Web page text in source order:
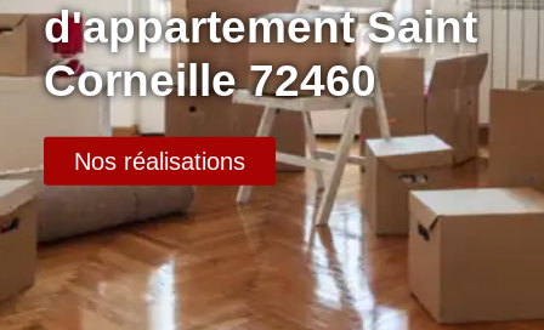
d'appartement Saint
Corneille 72460
Nos réalisations